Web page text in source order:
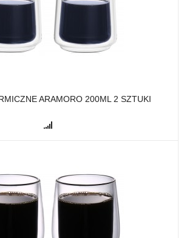
ARAMORO 200ML 2 SZTUKI